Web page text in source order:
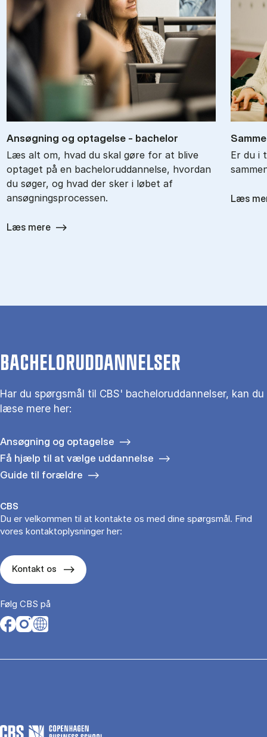
An­søg­ning og op­ta­gel­se - ba­chel­or
Læs alt om, hvad du skal gøre for at blive
optaget på en bacheloruddannelse, hvordan
du søger, og hvad der sker i løbet af
ansøgningsprocessen.
Læs mere
Er du i
Læs
BACHELORUDDANNELSER
Har du spørgsmål til CBS' bacheloruddannelser, kan du
læse mere her:
Ansøgning og optagelse
Få hjælp til at vælge uddannelse
Guide til forældre
CBS
Du er velkommen til at kontakte os med dine spørgsmål. Find
vores kontaktoplysninger her:
Kontakt os
Følg CBS på
Opens in a new tab
Opens in a new tab
Opens in a new tab